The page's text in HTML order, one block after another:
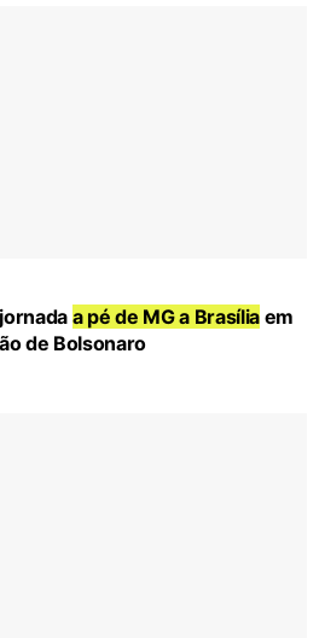
a pé de MG a Brasília em
de Bolsonaro